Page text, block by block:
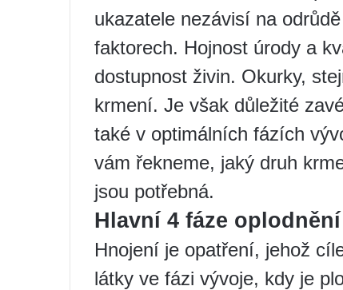
ukazatele nezávisí na
faktorech. Hojnost úrody a
dostupnost živin. Okurky,
krmení. Je však důležité
také v optimálních fázích
vám řekneme, jaký druh
jsou potřebná.
Hlavní 4 fáze oplodnění
Hnojení je opatření, jehož
látky ve fázi vývoje, kdy je